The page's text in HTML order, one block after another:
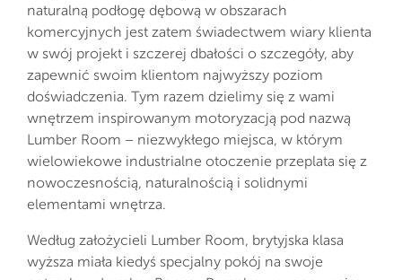
naturalną podłogę dębową w obszarach
komercyjnych jest zatem świadectwem wiary klienta
w swój projekt i szczerej dbałości o szczegóły, aby
zapewnić swoim klientom najwyższy poziom
doświadczenia. Tym razem dzielimy się z wami
wnętrzem inspirowanym motoryzacją pod nazwą
Lumber Room – niezwykłego miejsca, w którym
wielowiekowe industrialne otoczenie przeplata się z
nowoczesnością, naturalnością i solidnymi
elementami wnętrza.
Według założycieli Lumber Room, brytyjska klasa
wyższa miała kiedyś specjalny pokój na swoje